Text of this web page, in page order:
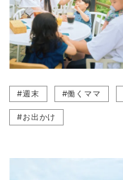
#週末 #働くママ
#お出かけ